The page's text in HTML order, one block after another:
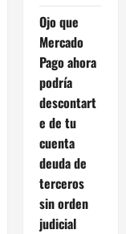
Ojo que
Mercado
Pago ahora
podría
descontart
e de tu
cuenta
deuda de
terceros
sin orden
judicial